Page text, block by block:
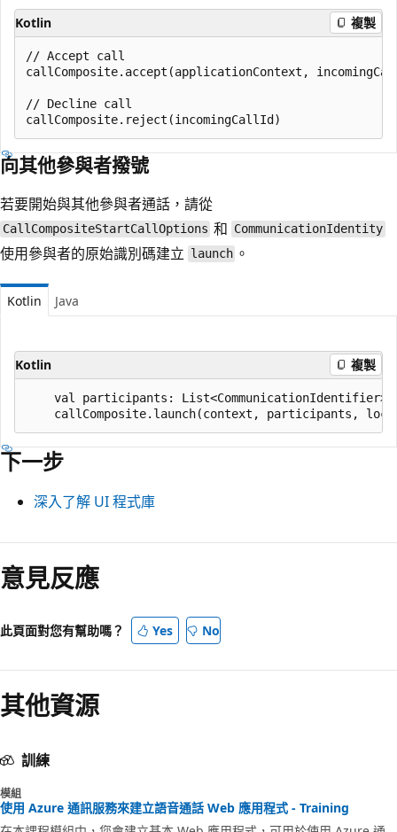
Kotlin 複製
// Accept call
callComposite.accept(applicationContext,
// Decline call
向其他參與者撥號
若要開始與其他參與者通話，請從
CallCompositeStartCallOptions 和 CommunicationIdentity
使用參與者的原始識別碼建立 launch 。
Kotlin Java
Kotlin 複製
val participants: List<CommunicationIdentifier>
下一步
深入了解 UI 程式庫
意見反應
此頁面對您有幫助嗎？ Yes No
其他資源
訓練
模組
使用 Azure 通訊服務來建立語音通話 Web 應用程式 - Training